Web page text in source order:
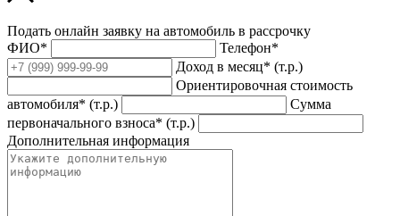
Подать онлайн заявку на автомобиль в рассрочку
ФИО*
Телефон*
Доход в месяц* (т.р.)
Ориентировочная стоимость
автомобиля* (т.р.)
Сумма
первоначального взноса* (т.р.)
Дополнительная информация